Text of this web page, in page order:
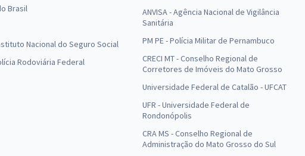
Brasil
Nacional do Seguro Social
Rodoviária Federal
ANVISA - Agência Nacional de Vigilância
Sanitária
PM PE - Polícia Militar de Pernambuco
CRECI MT - Conselho Regional de
Corretores de Imóveis do Mato Grosso
Universidade Federal de Catalão - UFCAT
UFR - Universidade Federal de
Rondonópolis
CRA MS - Conselho Regional de
Administração do Mato Grosso do Sul